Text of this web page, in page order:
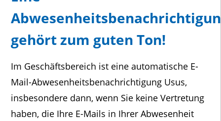
gehört zum guten Ton!
Im Geschäftsbereich ist eine automatische E-
Mail-Abwesenheitsbenachrichtigung Usus,
insbesondere dann, wenn Sie keine Vertretung
haben, die Ihre E-Mails in Ihrer Abwesenheit